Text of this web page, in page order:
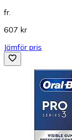
fr.
607 kr
Jämför pris